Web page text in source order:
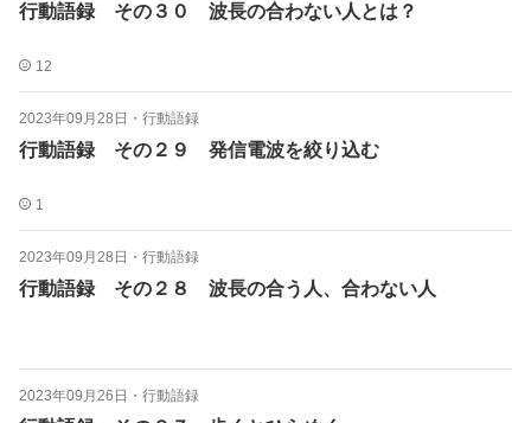
行動語録 その３０ 波長の合わない人とは？
12
2023年09月28日 ・ 行動語録
行動語録 その２９ 発信電波を絞り込む
1
2023年09月28日 ・ 行動語録
行動語録 その２８ 波長の合う人、合わない人
2023年09月26日 ・ 行動語録